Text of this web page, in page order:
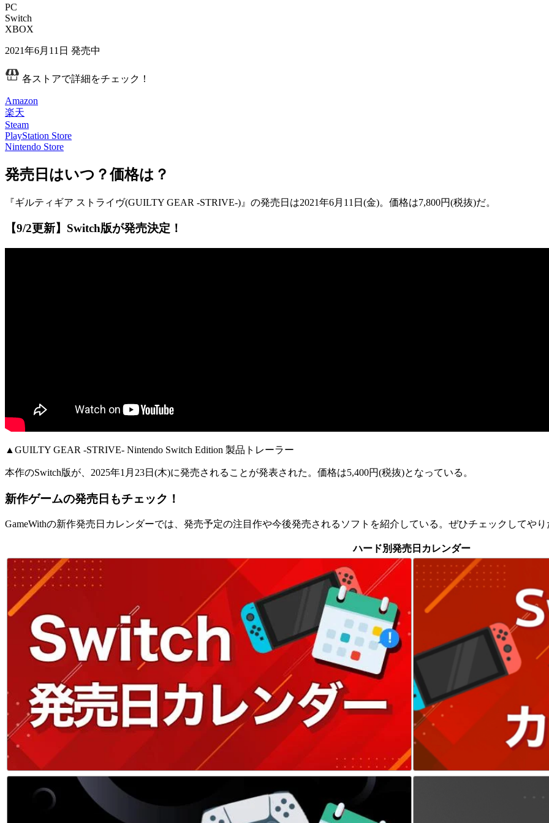
PC
Switch
XBOX
2021年6月11日 発売中
各ストアで詳細をチェック！
Amazon
楽天
Steam
PlayStation Store
Nintendo Store
発売日はいつ？価格は？
『ギルティギア ストライヴ(GUILTY GEAR -STRIVE-)』の発売日は2021年6月11日(金)。価格は7,800円(税抜)だ。
【9/2更新】 Switch版が発売決定！
▲GUILTY GEAR -STRIVE- Nintendo Switch Edition 製品トレーラー
本作のSwitch版が、 2025年1月23日(木)に発売されることが発表された。価格は5,400円(税抜)となっている。
新作ゲームの発売日もチェック！
GameWithの新作発売日カレンダーでは、発売予定の注目作や今後発売されるソフトを紹介している。ぜひチェックしてやり
ハード別発売日カレンダー